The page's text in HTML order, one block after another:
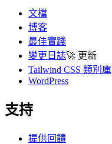
文檔
博客
最佳實踐
變更日誌🚀 更新
Tailwind CSS 類別庫
WordPress
支持
提供回饋